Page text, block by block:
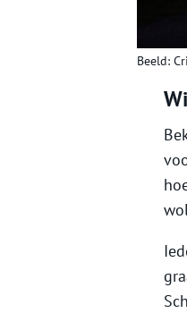
Beeld: